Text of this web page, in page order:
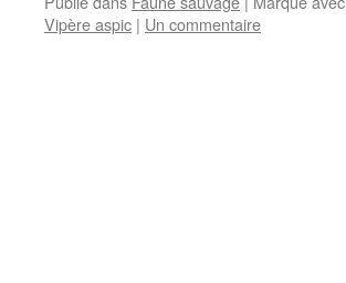
Vipère aspic | Un commentaire